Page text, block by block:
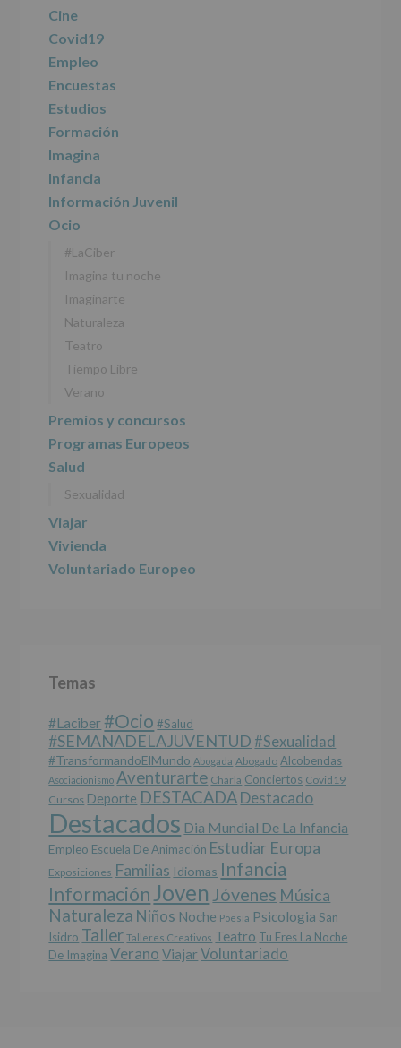
de
datos
personales
INFORMACIÓN
SOBRE
PROTECCIÓN
DE
DATOS
(REGLAMENTO
EUROPEO
2016/679
27
abril
de
2016)
AYUNTAMIENTO
DE
Finalidad
Información
actividades
y
programas
para
Legitimación
Consentimiento
interesado
se
datos
a
terceros,
salvo
obligación
legal.
Derechos:
De
acceso,
rectificación,
supresión,
así
como
otros
derechos,
según
Cine
Covid19
Empleo
Encuestas
Estudios
Formación
Imagina
Infancia
Información Juvenil
Ocio
#LaCiber
Imagina tu noche
Imaginarte
Naturaleza
Teatro
Tiempo Libre
Verano
Premios y concursos
Programas Europeos
Salud
Sexualidad
Viajar
Vivienda
Voluntariado Europeo
Temas
#laciber#Ocio #salud
#SEMANADELAJUVENTUD #sexualidad
#TransformandoElMundo Abogada Abogado Alcobendas
Asociacionismo Aventurarte Charla Conciertos Covid19
Cursos Deporte DESTACADADestacado
Destacados Dia Mundial De La Infancia
Empleo Escuela De Animación Estudiar Europa
Exposiciones Familias Idiomas Infancia
Información Joven Jóvenes Música
Naturaleza Niños Noche Poesía Psicologia San
Isidro Taller Talleres Creativos Teatro Tu Eres La Noche
De Imagina Verano Viajar Voluntariado